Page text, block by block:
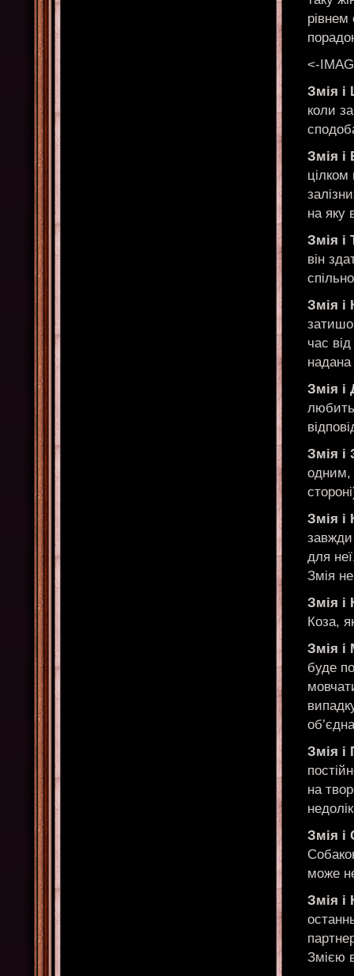
рівнем
<-
Змія і
коли
Змія і
цілком
на яку
Змія і
він
Змія і
час
надана
Змія і
Змія і
одним,
Змія і
для
Змія
Змія і
Коза,
Змія і
буде
Змія і
на
Змія і
може
Змія і
Змією